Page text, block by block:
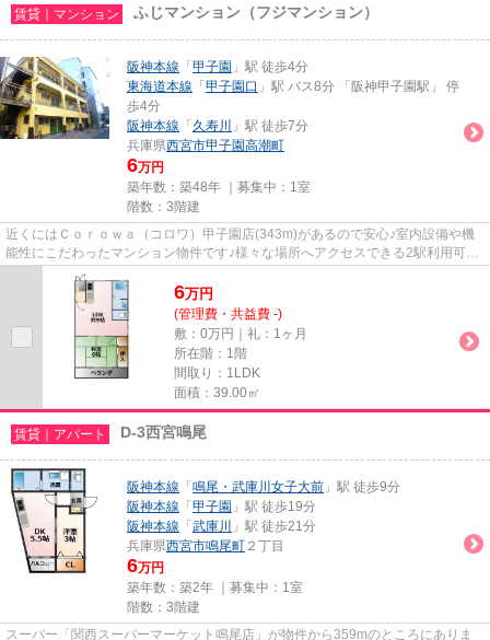
賃貸｜マンション ふじマンション（フジマンション）
阪神本線 「 甲子園 」駅 徒歩4分
東海道本線 「 甲子園口 」駅 バス8分 「阪神甲子園駅」 停
歩4分
阪神本線 「 久寿川
」駅 徒歩7分
兵庫県西宮市甲子園高潮町
6万円
築年数：築48年 ｜募集中： 1室
階数：3階建
近くにはＣｏｒｏｗａ（コロワ）甲子園店(343m)があるので安心♪室内設備や機
能性にこだわったマンション物件です♪様々な場所へアクセスできる2駅利用可能
なマンションです♪室内にいな...
6万円
(管理費・共益費 -)
敷：0万円｜礼：1ヶ月
所在階：1階
間取り：1LDK
面積：39.00㎡
賃貸｜アパート D-3西宮鳴尾
阪神本線 「 鳴尾・武庫川女子大前 」駅 徒歩9分
阪神本線 「 甲子園 」駅 徒歩19分
阪神本線 「 武庫川
」駅 徒歩21分
兵庫県西宮市鳴尾町 ２丁目
6万円
築年数：築2年 ｜募集中： 1室
階数：3階建
スーパー「関西スーパーマーケット鳴尾店」が物件から359mのところにありま